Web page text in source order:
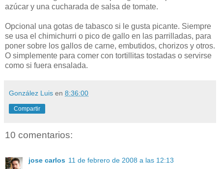
azúcar y una cucharada de salsa de tomate.
Opcional una gotas de tabasco si le gusta picante. Siempre
se usa el chimichurri o pico de gallo en las parrilladas, para
poner sobre los gallos de carne, embutidos, chorizos y otros.
O simplemente para comer con tortillitas tostadas o servirse
como si fuera ensalada.
González Luis en 8:36:00
Compartir
10 comentarios:
jose carlos 11 de febrero de 2008 a las 12:13